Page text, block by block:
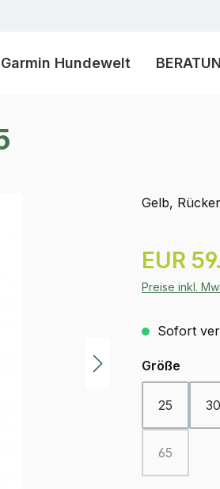
Garmin Hundewelt
Gelb,
Regulärer
EUR
Preise inkl.
Sofort
Größe
25 30
65
(Diese